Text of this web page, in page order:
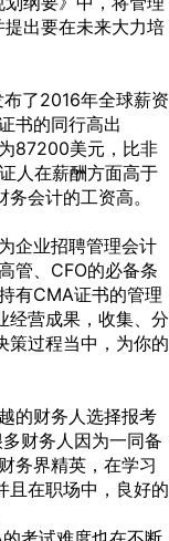
提出要在未来大力培
了2016年全球薪资
书的同行高出
87200美元，比非
人在薪酬方面高于
会计的工资高。
企业招聘管理会计
管、CFO的必备条
有CMA证书的管理
经营成果，收集、分
策过程当中，为你的
的财务人选择报考
财务人因为一同备
务界精英，在学习
且在职场中，良好的